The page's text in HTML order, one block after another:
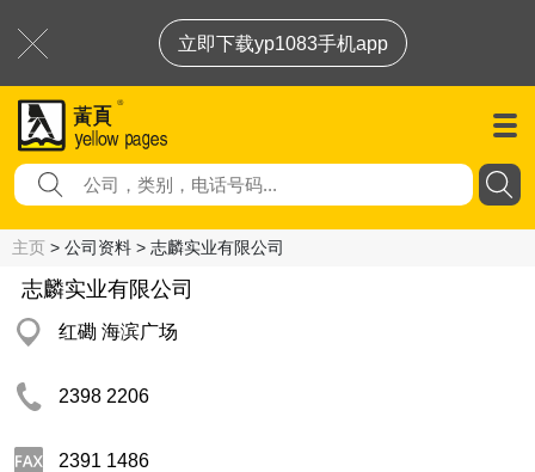
立即下载yp1083手机app
主页 > 公司资料 > 志麟实业有限公司
志麟实业有限公司
红磡 海滨广场
2398 2206
2391 1486